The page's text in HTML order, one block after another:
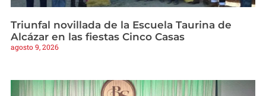
Triunfal novillada de la Escuela Taurina de
Alcázar en las fiestas Cinco Casas
agosto 9, 2026